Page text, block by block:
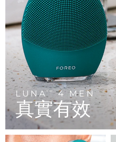
LUNATM4 MEN
真實有效
LUNA™ 4
For travel or
LUNA™護膚
Premium
LUNA™ 設備
All facial
BEAR™ 設備
All premium
UFO™ 3 go
Portable red
面膜
Rejuvenation &
UFO™ 設備
All deep facial
issa™ 4
For ages 0-3
issa™
Dual LED +
ISSA™ 設備
All silicone
FAQ™ 102
Advanced
FAQ™ 103
Luxurious
FAQ™ P1
Manuka honey
FAQ™ 202
LED mask
FAQ™ 211
Anti-aging neck
FAQ™ 221
Anti-aging LED
生髮
FAQ™ 301
LED hair
FAQ™
Scalp recovery
FAQ™護膚品
All FAQ™
FAQ™ 501
Full-Spectrum
FAQ™ 502
Full-Spectrum
FAQ™ Red
保健品
NEW
專業治療
克羅埃西亞
賽普勒斯
捷克
丹麥
愛沙尼亞